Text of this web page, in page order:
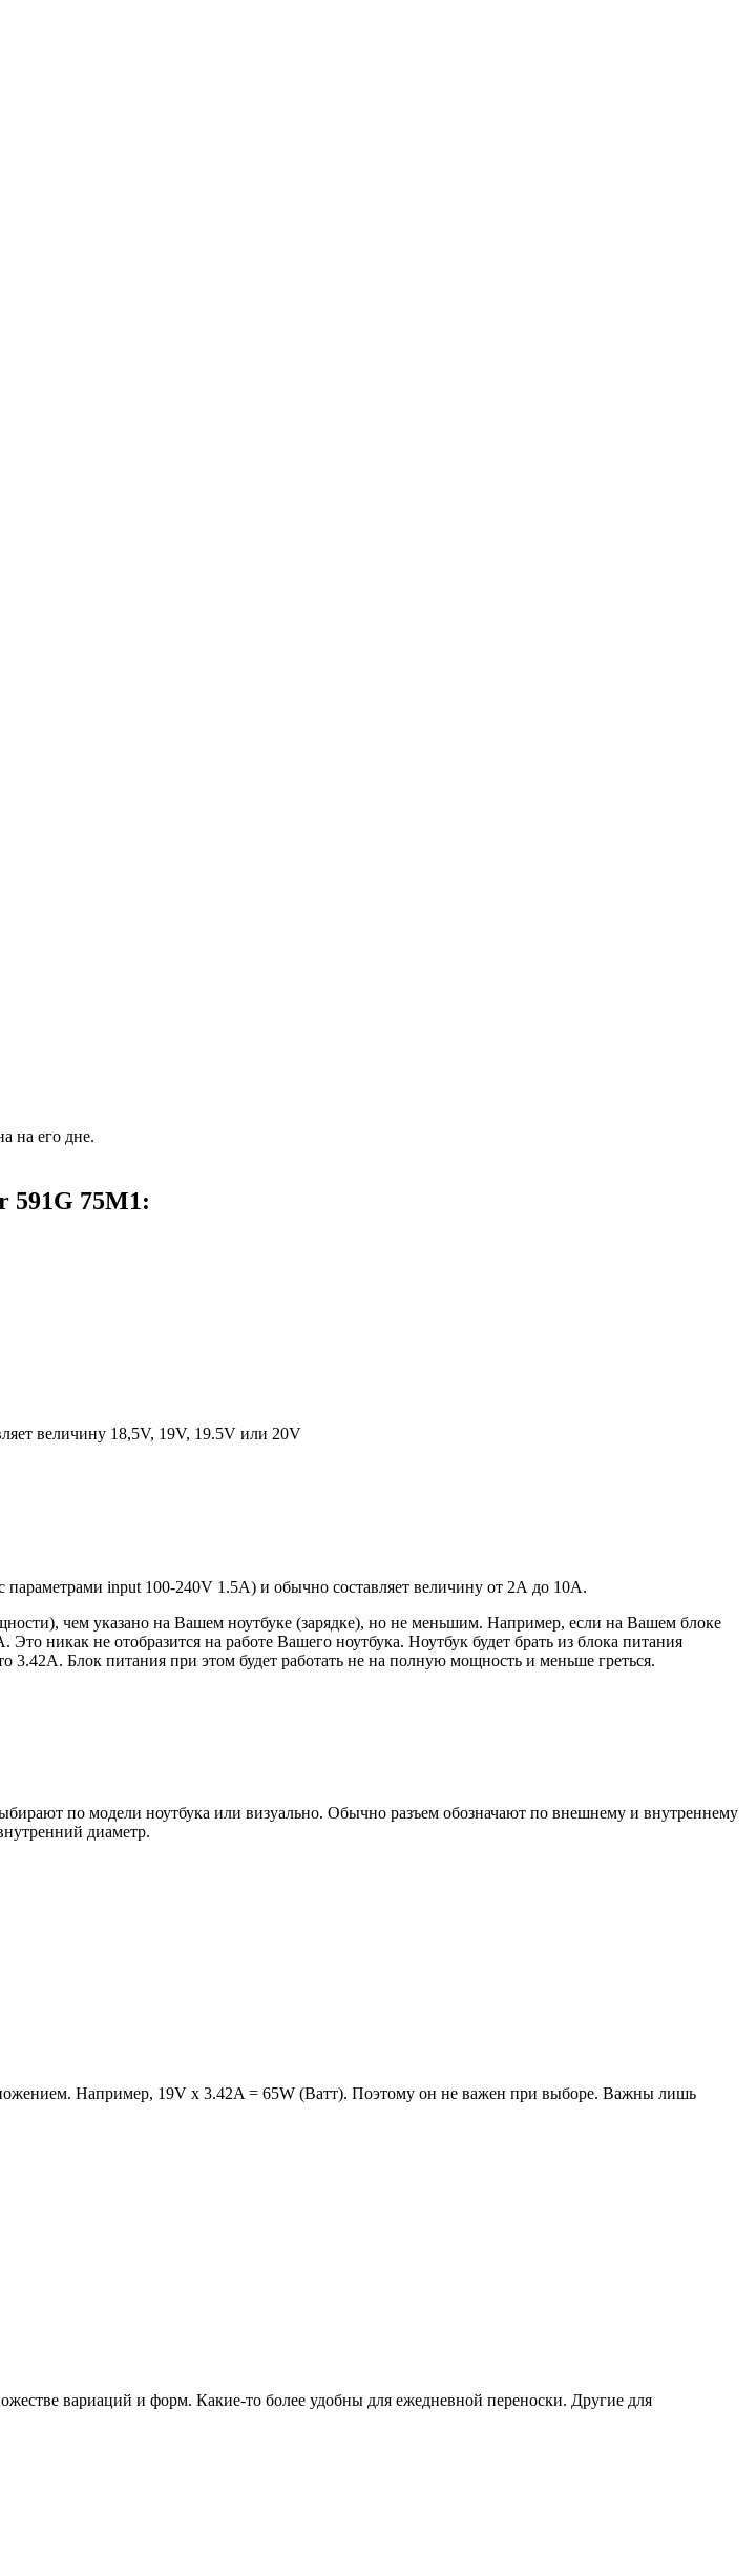
на его дне.
591G 75M1:
величину 18,5V, 19V, 19.5V или 20V
input 100-240V 1.5A) и обычно составляет величину от 2А до 10A.
чем указано на Вашем ноутбуке (зарядке), но не меньшим. Например, если на Вашем блоке
никак не отобразится на работе Вашего ноутбука. Ноутбук будет брать из блока питания
Блок питания при этом будет работать не на полную мощность и меньше греться.
по модели ноутбука или визуально. Обычно разъем обозначают по внешнему и внутреннему
диаметр.
Например, 19V x 3.42A = 65W (Ватт). Поэтому он не важен при выборе. Важны лишь
вариаций и форм. Какие-то более удобны для ежедневной переноски. Другие для